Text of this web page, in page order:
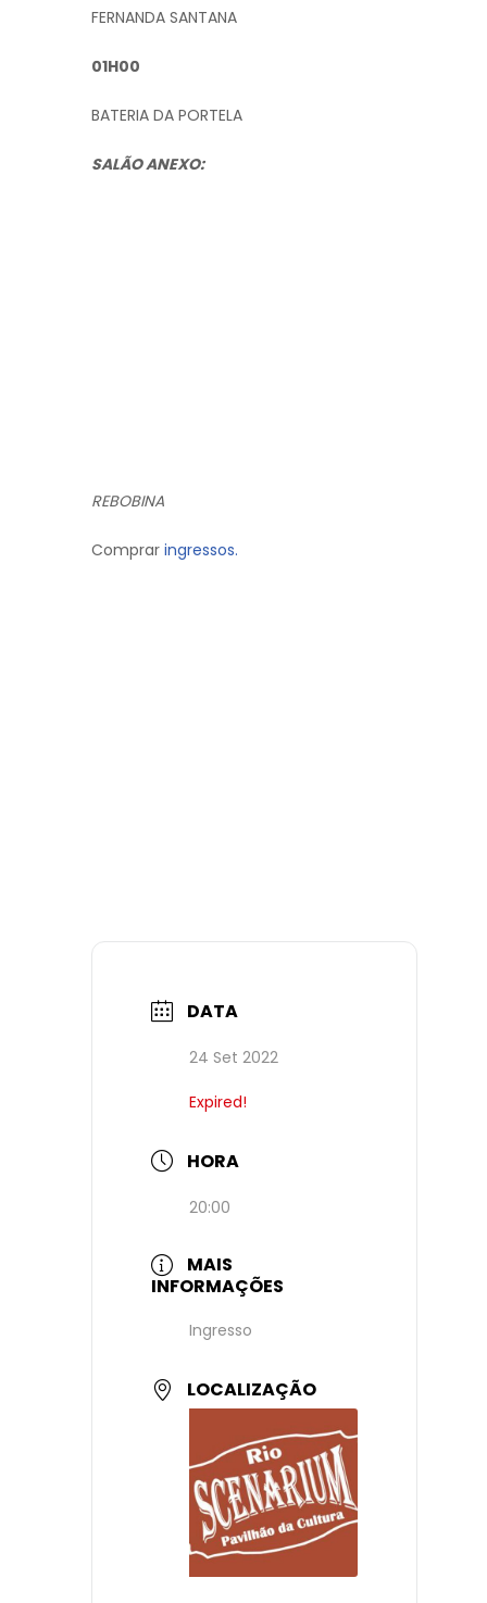
FERNANDA SANTANA
01H00
BATERIA DA PORTELA
SALÃO ANEXO:
REBOBINA
Comprar ingressos.
DATA
24 Set 2022
Expired!
HORA
20:00
MAIS
INFORMAÇÕES
Ingresso
LOCALIZAÇÃO